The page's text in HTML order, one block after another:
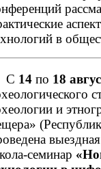
в
14 по 18
и
семинар